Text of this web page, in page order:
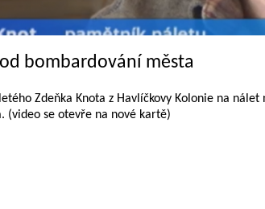
bombardování města
Zdeňka Knota z Havlíčkovy Kolonie na
(video se otevře na nové kartě)